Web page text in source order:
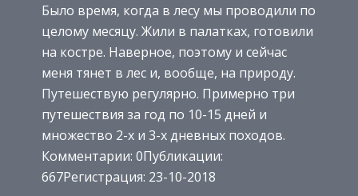
Было время, когда в лесу мы проводили по
целому месяцу. Жили в палатках, готовили
на костре. Наверное, поэтому и сейчас
меня тянет в лес и, вообще, на природу.
Путешествую регулярно. Примерно три
путешествия за год по 10-15 дней и
множество 2-х и 3-х дневных походов.
Комментарии: 0Публикации:
667Регистрация: 23-10-2018